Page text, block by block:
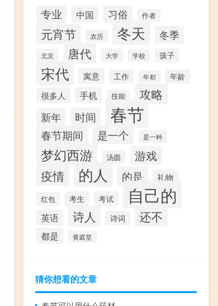
专业 中国 习俗 作者
元宵节 农历 冬天 冬季
北京 唐代 大学 学校 孩子
宋代 寓意 工作 年初 年龄
很多人 手机 技能 攻略
新年 时间 春节
春节期间 是一个 是一种
梦幻西游 汤圆 游戏
疫情 的人 的是 礼物
红包 考生 考试 自己的
英语 诗人 诗词 还不
都是 黄庭坚
猜你想看的文章